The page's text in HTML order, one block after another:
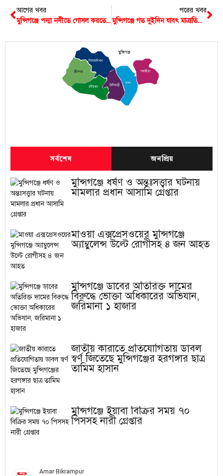
আগের খবর
মুন্সিগঞ্জে পদ্মা নদীতে গোসল করতে নেমে নিখোঁজ নারী, অভিযানেও পাওয়া যায়নি হদিস
পরের খবর
মুন্সিগঞ্জে গত দুইদিন যাবৎ মাত্রাতিরিক্ত হারে বেড়েছে লোডশেডিং, রাতেও স্বস্তি নেই
শ্রীনগর
সিরাজদিখান
টংগিবাড়ী
সদর
গজারিয়া
লৌহজং
মুন্সিগঞ্জ
সর্বশেষ জনপ্রিয়
মুন্সিগঞ্জে ধর্ষণ ও অন্তঃসত্ত্বার ঘটনায়
মামলার প্রধান আসামি গ্রেপ্তার
মাওয়া এক্সপ্রেসওয়ের মুন্সিগঞ্জে
অ্যাম্বুলেন্স উল্টে রোগীসহ ৪ জন আহত
মুন্সিগঞ্জে ডাবের অতিরিক্ত দামের
বিরুদ্ধে ভোক্তা অধিকারের অভিযান,
জরিমানা ১ হাজার
জাতীয় কারাতে প্রতিযোগিতায় ডাবল
স্বর্ণ জিতেছে মুন্সিগঞ্জের হরগঙ্গার ছাত্র
তামিম হাসান
মুন্সিগঞ্জে ইয়াবা বিক্রির সময় ৭০
পিসসহ নারী গ্রেপ্তার